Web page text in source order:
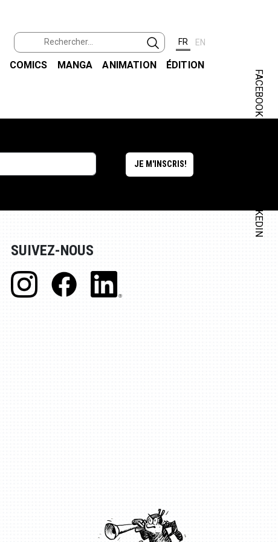
FR EN
COMICS MANGA ANIMATION ÉDITION
FACEBOOK
LINKEDIN
SUIVEZ-NOUS